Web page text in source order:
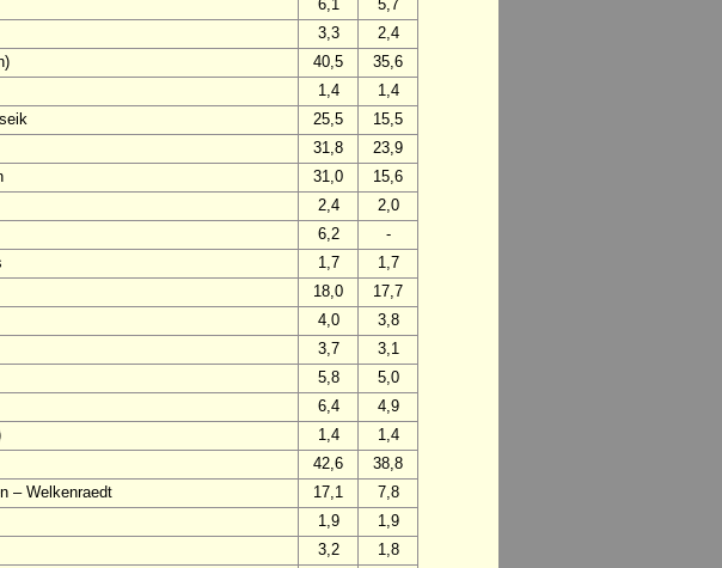
6,1
5,7
3,3
2,4
40,5
35,6
1,4
1,4
25,5
15,5
31,8
23,9
31,0
15,6
2,4
2,0
6,2
-
1,7
1,7
18,0
17,7
4,0
3,8
3,7
3,1
5,8
5,0
6,4
4,9
1,4
1,4
42,6
38,8
– Welkenraedt 17,1
7,8
1,9
1,9
3,2
1,8